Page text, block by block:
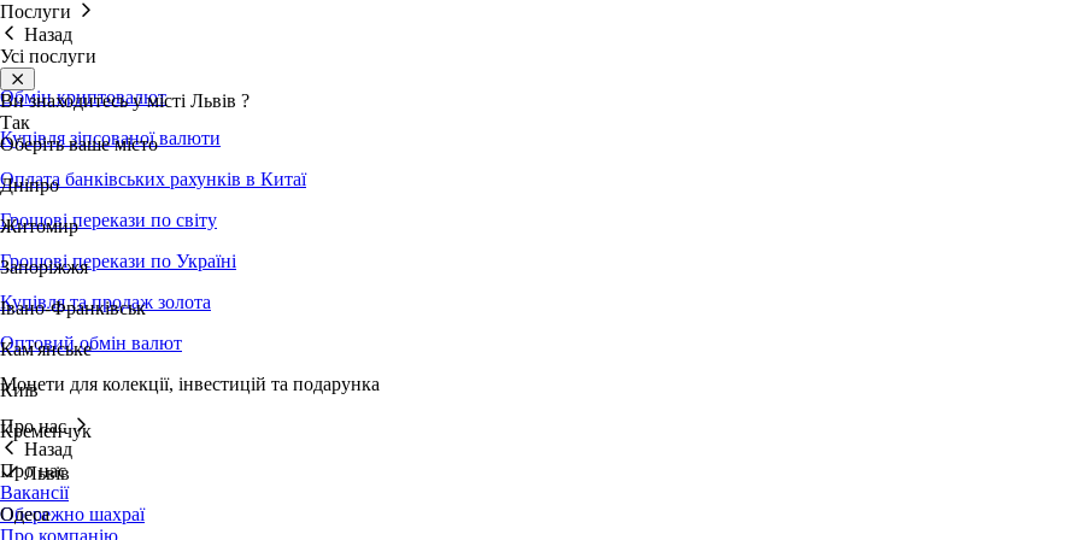
Послуги
Назад
Усі послуги
Обмін криптовалют
Купівля зіпсованої валюти
Оплата банківських рахунків в Китаї
Грошові перекази по світу
Грошові перекази по Україні
Купівля та продаж золота
Оптовий обмін валют
Монети для колекції, інвестицій та подарунка
Про нас
Назад
Про нас
Вакансії
Обережно шахраї
Про компанію
Ви знаходитесь у місті Львів ?
Так
Оберіть ваше місто
Дніпро
Житомир
Запоріжжя
Івано-Франківськ
Кам'янське
Київ
Кременчук
Львів
Одеса